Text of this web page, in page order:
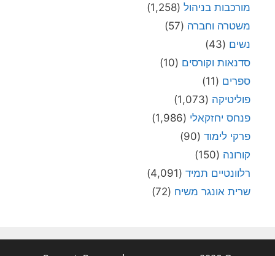
מורכבות בניהול (1,258)
משטרה וחברה (57)
נשים (43)
סדנאות וקורסים (10)
ספרים (11)
פוליטיקה (1,073)
פנחס יחזקאלי (1,986)
פרקי לימוד (90)
קורונה (150)
רלוונטיים תמיד (4,091)
שרית אונגר משיח (72)